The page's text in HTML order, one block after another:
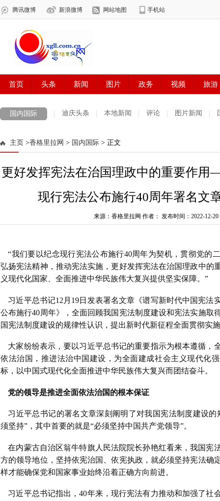
国内国际 迪庆头条 本地新闻 评论 图片新闻
主页 >香格里拉网 > 国内国际 > 正文
更好发挥宪法在治国理政中的重要作
现行宪法公布施行40周年署名文
来源：香格里拉网 作者： 发布时间：2022-12-20
“我们要以纪念现行宪法公布施行40周年为契机，贯彻党的
弘扬宪法精神，推动宪法实施，更好发挥宪法在治国理政中的
义现代化国家、全面推进中华民族伟大复兴提供坚实保障。”
习近平总书记12月19日发表署名文章《谱写新时代中国宪
公布施行40周年》，全面回顾我国宪法制度建设和宪法实施取
国宪法制度建设的规律性认识，提出新时代新征程全面贯彻实
大家纷纷表示，要以习近平总书记的重要指示为根本遵循，
依法治国，推进法治中国建设，为全面建成社会主义现代化
标，以中国式现代化全面推进中华民族伟大复兴而团结奋斗。
党的领导是推进全面依法治国的根本保证
习近平总书记的署名文章深刻阐明了对我国宪法制度建设
须坚持”，其中首要的就是“必须坚持中国共产党领导”。
在内蒙古自治区翁牛特旗人民法院院长孙艳红看来，我国宪
方的领导地位，坚持依宪治国、依宪执政，就必须坚持宪法确
样才能确保党和国家事业始终沿着正确方向前进。
习近平总书记指出，40年来，现行宪法有力推动和加强了社